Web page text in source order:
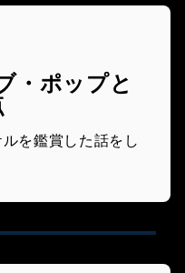
・ポップと
を鑑賞した話をし